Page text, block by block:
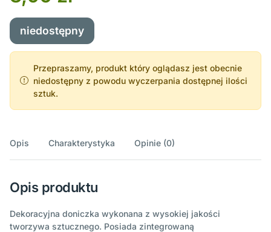
niedostępny
Przepraszamy, produkt który oglądasz jest obecnie
niedostępny z powodu wyczerpania dostępnej ilości
sztuk.
Opis Charakterystyka Opinie (0)
Opis produktu
Dekoracyjna doniczka wykonana z wysokiej jakości
tworzywa sztucznego. Posiada zintegrowaną